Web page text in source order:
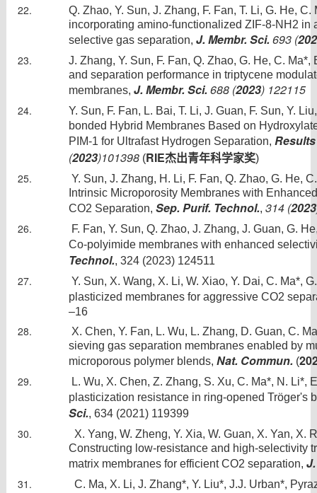
Q. Zhao, Y. Sun, J. Zhang, F. Fan, T. Li, G. He,
incorporating amino-functionalized ZIF-8-NH2
selective gas separation, J. Membr. Sci. 693 (
J. Zhang, Y. Sun, F. Fan, Q. Zhao, G. He, C.
and separation performance in triptycene
membranes, J. Membr. Sci. 688 (2023) 122115
Y. Sun, F. Fan, L. Bai, T. Li, J. Guan, F. Sun, Y.
bonded Hybrid Membranes Based on
PIM-1 for Ultrafast Hydrogen Separation,
(2023)101398(RIE杰出青年科学家奖)
Y. Sun, J. Zhang, H. Li, F. Fan, Q. Zhao, G. He,
Intrinsic Microporosity Membranes with
CO2 Separation, Sep. Purif. Technol., 314 (2023
F. Fan, Y. Sun, Q. Zhao, J. Zhang, J. Guan, G.
Co-polyimide membranes with enhanced
Technol., 324 (2023) 124511
Y. Sun, X. Wang, X. Li, W. Xiao, Y. Dai, C. Ma*,
plasticized membranes for aggressive CO2
–16
X. Chen, Y. Fan, L. Wu, L. Zhang, D. Guan, C.
sieving gas separation membranes enabled by
microporous polymer blends, Nat. Commun. (
L. Wu, X. Chen, Z. Zhang, S. Xu, C. Ma*, N. Li*,
plasticization resistance in ring-opened Tröger's
Sci., 634 (2021) 119399
X. Yang, W. Zheng, Y. Xia, W. Guan, X. Yan, X.
Constructing low-resistance and high-selectivity
matrix membranes for efficient CO2 separation,
C. Ma, X. Li, J. Zhang*, Y. Liu*, J.J. Urban*,